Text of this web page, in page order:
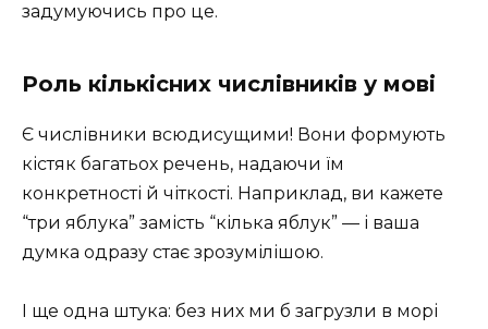
задумуючись про це.
Роль кількісних числівників у мові
Є числівники всюдисущими! Вони формують
кістяк багатьох речень, надаючи їм
конкретності й чіткості. Наприклад, ви кажете
“три яблука” замість “кілька яблук” — і ваша
думка одразу стає зрозумілішою.
І ще одна штука: без них ми б загрузли в морі